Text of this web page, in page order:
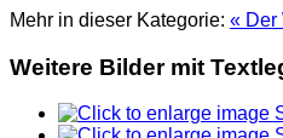
Mehr in dieser Kategorie: « Der
Weitere Bilder mit